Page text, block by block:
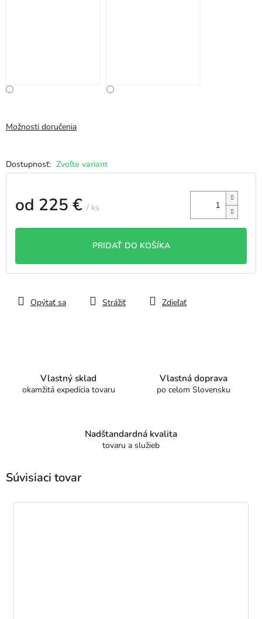
Zvoľte variant
Možnosti doručenia
od 225 € / ks
PRIDAŤ DO KOŠÍKA
Opýtať sa Strážiť Zdieľať
Vlastný sklad
okamžitá expedícia tovaru
Vlastná doprava
po celom Slovensku
Nadštandardná kvalita
tovaru a služieb
Súvisiaci tovar